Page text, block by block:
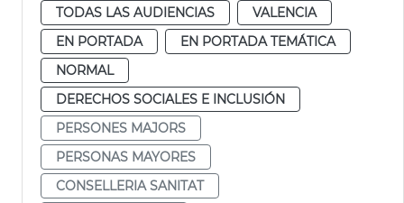
TODAS LAS AUDIENCIAS
VALENCIA
EN PORTADA
EN PORTADA TEMÁTICA
NORMAL
DERECHOS SOCIALES E INCLUSIÓN
PERSONES MAJORS
PERSONAS MAYORES
CONSELLERIA SANITAT